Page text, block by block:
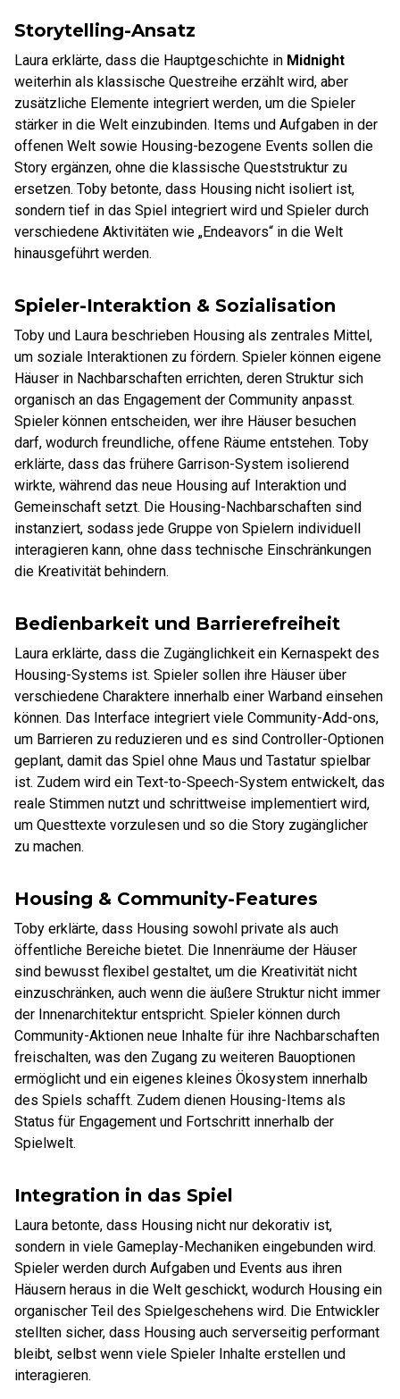
Storytelling-Ansatz
Laura erklärte, dass die Hauptgeschichte in Midnight
weiterhin als klassische Questreihe erzählt wird, aber
zusätzliche Elemente integriert werden, um die Spieler
stärker in die Welt einzubinden. Items und Aufgaben in der
offenen Welt sowie Housing-bezogene Events sollen die
Story ergänzen, ohne die klassische Queststruktur zu
ersetzen. Toby betonte, dass Housing nicht isoliert ist,
sondern tief in das Spiel integriert wird und Spieler durch
verschiedene Aktivitäten wie „Endeavors“ in die Welt
hinausgeführt werden.
Spieler-Interaktion & Sozialisation
Toby und Laura beschrieben Housing als zentrales Mittel,
um soziale Interaktionen zu fördern. Spieler können eigene
Häuser in Nachbarschaften errichten, deren Struktur sich
organisch an das Engagement der Community anpasst.
Spieler können entscheiden, wer ihre Häuser besuchen
darf, wodurch freundliche, offene Räume entstehen. Toby
erklärte, dass das frühere Garrison-System isolierend
wirkte, während das neue Housing auf Interaktion und
Gemeinschaft setzt. Die Housing-Nachbarschaften sind
instanziert, sodass jede Gruppe von Spielern individuell
interagieren kann, ohne dass technische Einschränkungen
die Kreativität behindern.
Bedienbarkeit und Barrierefreiheit
Laura erklärte, dass die Zugänglichkeit ein Kernaspekt des
Housing-Systems ist. Spieler sollen ihre Häuser über
verschiedene Charaktere innerhalb einer Warband einsehen
können. Das Interface integriert viele Community-Add-ons,
um Barrieren zu reduzieren und es sind Controller-Optionen
geplant, damit das Spiel ohne Maus und Tastatur spielbar
ist. Zudem wird ein Text-to-Speech-System entwickelt, das
reale Stimmen nutzt und schrittweise implementiert wird,
um Questtexte vorzulesen und so die Story zugänglicher
zu machen.
Housing & Community-Features
Toby erklärte, dass Housing sowohl private als auch
öffentliche Bereiche bietet. Die Innenräume der Häuser
sind bewusst flexibel gestaltet, um die Kreativität nicht
einzuschränken, auch wenn die äußere Struktur nicht immer
der Innenarchitektur entspricht. Spieler können durch
Community-Aktionen neue Inhalte für ihre Nachbarschaften
freischalten, was den Zugang zu weiteren Bauoptionen
ermöglicht und ein eigenes kleines Ökosystem innerhalb
des Spiels schafft. Zudem dienen Housing-Items als
Status für Engagement und Fortschritt innerhalb der
Spielwelt.
Integration in das Spiel
Laura betonte, dass Housing nicht nur dekorativ ist,
sondern in viele Gameplay-Mechaniken eingebunden wird.
Spieler werden durch Aufgaben und Events aus ihren
Häusern heraus in die Welt geschickt, wodurch Housing ein
organischer Teil des Spielgeschehens wird. Die Entwickler
stellten sicher, dass Housing auch serverseitig performant
bleibt, selbst wenn viele Spieler Inhalte erstellen und
interagieren.